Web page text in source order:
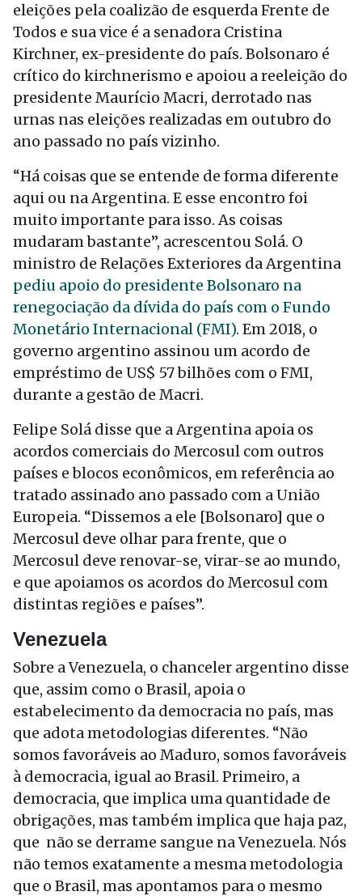
eleições pela coalizão de esquerda Frente de
Todos e sua vice é a senadora Cristina
Kirchner, ex-presidente do país. Bolsonaro é
crítico do kirchnerismo e apoiou a reeleição do
presidente Maurício Macri, derrotado nas
urnas nas eleições realizadas em outubro do
ano passado no país vizinho.
“Há coisas que se entende de forma diferente
aqui ou na Argentina. E esse encontro foi
muito importante para isso. As coisas
mudaram bastante”, acrescentou Solá. O
ministro de Relações Exteriores da Argentina
pediu apoio do presidente Bolsonaro na
renegociação da dívida do país com o Fundo
Monetário Internacional (FMI). Em 2018, o
governo argentino assinou um acordo de
empréstimo de US$ 57 bilhões com o FMI,
durante a gestão de Macri.
Felipe Solá disse que a Argentina apoia os
acordos comerciais do Mercosul com outros
países e blocos econômicos, em referência ao
tratado assinado ano passado com a União
Europeia. “Dissemos a ele [Bolsonaro] que o
Mercosul deve olhar para frente, que o
Mercosul deve renovar-se, virar-se ao mundo,
e que apoiamos os acordos do Mercosul com
distintas regiões e países”.
Venezuela
Sobre a Venezuela, o chanceler argentino disse
que, assim como o Brasil, apoia o
estabelecimento da democracia no país, mas
que adota metodologias diferentes. “Não
somos favoráveis ao Maduro, somos favoráveis
à democracia, igual ao Brasil. Primeiro, a
democracia, que implica uma quantidade de
obrigações, mas também implica que haja paz,
que não se derrame sangue na Venezuela. Nós
não temos exatamente a mesma metodologia
que o Brasil, mas apontamos para o mesmo